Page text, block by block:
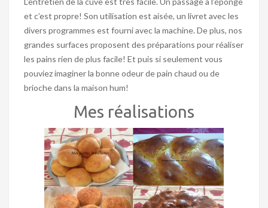
et c’est propre! Son utilisation est aisée, un livret avec les
divers programmes est fourni avec la machine. De plus, nos
grandes surfaces proposent des préparations pour réaliser
les pains rien de plus facile! Et puis si seulement vous
pouviez imaginer la bonne odeur de pain chaud ou de
brioche dans la maison hum!
Mes réalisations